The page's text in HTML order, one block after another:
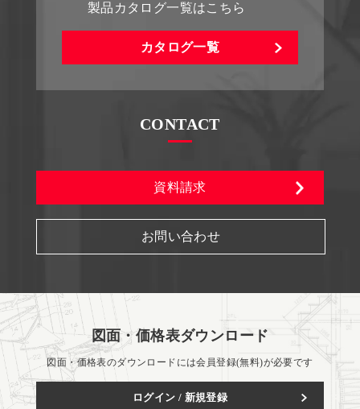
製品カタログ一覧はこちら
カタログ一覧
CONTACT
資料請求
お問い合わせ
図面・価格表ダウンロード
図面・価格表のダウンロードには会員登録(無料)が必要です
ログイン / 新規登録